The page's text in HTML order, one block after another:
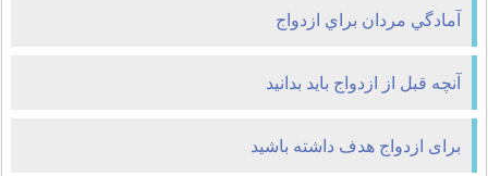
آمادگي مردان براي ازدواج
آنچه قبل از ازدواج باید بدانید
برای ازدواج هدف داشته باشید